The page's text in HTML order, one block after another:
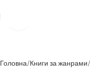
Головна Книги за жанрами